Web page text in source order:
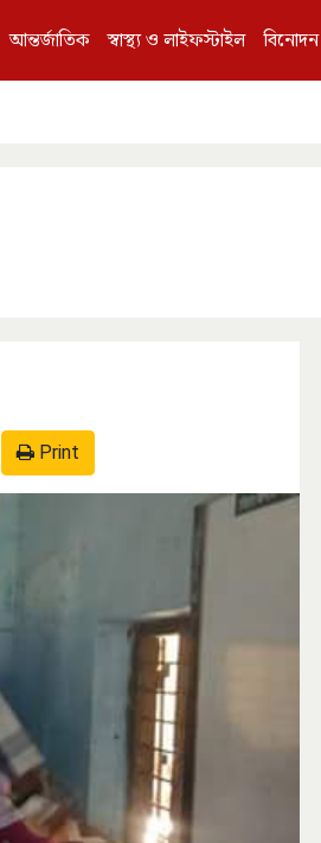
আন্তর্জাতিক স্বাস্থ্য ও লাইফস্টাইল বিনোদন
Print